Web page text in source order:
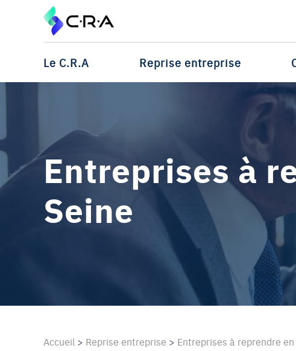
Le C.R.A Reprise entreprise
Entreprises à
Seine
Accueil > Reprise entreprise > Entreprises à reprendre